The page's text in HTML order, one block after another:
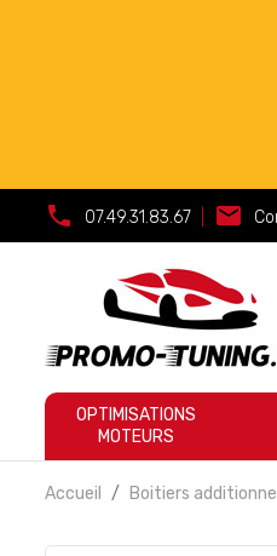
call 07.49.31.83.67 mail
OPTIMISATIONS
MOTEURS
Accueil Boitiers